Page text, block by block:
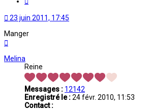
23 juin 2011, 17:45
Manger
Melina
Reine
Messages : 12142
Enregistré le :24 févr. 2010, 11:53
Contact :